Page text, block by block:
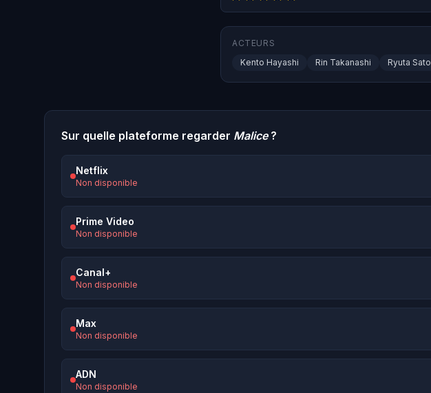
ACTEURS
Kento Hayashi
Rin Takanashi Ryuta Sato
Sur quelle plateforme regarder Malice?
Netflix
Non disponible
Prime Video
Non disponible
Canal+
Non disponible
Max
Non disponible
ADN
Non disponible